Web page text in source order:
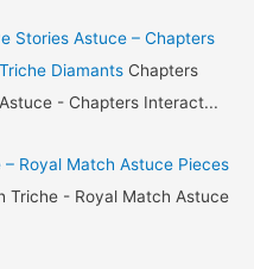
Stories Astuce – Chapters
Diamants Chapters
- Chapters Interact...
Royal Match Astuce Pieces
Triche - Royal Match Astuce